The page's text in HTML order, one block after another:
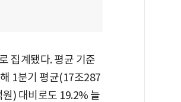
집계됐다. 평균 기준
1분기 평균(17조287
) 대비로도 19.2% 늘